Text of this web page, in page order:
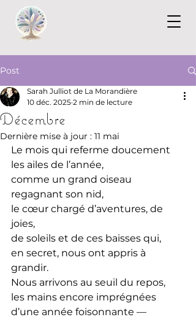
Post
Décembre
Sarah Julliot de La Morandière
10 déc. 2025 2 min de lecture
Dernière mise à jour : 11 mai
Le mois qui referme doucement
les ailes de l’année,
comme un grand oiseau
regagnant son nid,
le cœur chargé d’aventures, de
joies,
de soleils et de ces baisses qui,
en secret, nous ont appris à
grandir.
Nous arrivons au seuil du repos,
les mains encore imprégnées
d’une année foisonnante —